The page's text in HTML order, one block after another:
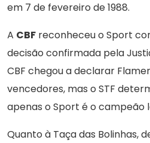
em 7 de fevereiro de 1988.
A CBF reconheceu o Sport
decisão confirmada pela
CBF chegou a declarar
vencedores, mas o STF
apenas o Sport é o campeão
Quanto à Taça das Bolinhas,